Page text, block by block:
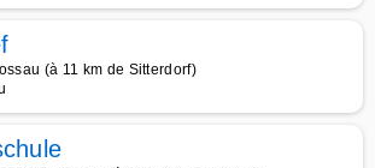
(à 11 km de Sitterdorf)